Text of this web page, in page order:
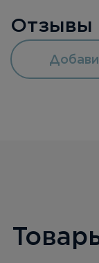
Отзывы